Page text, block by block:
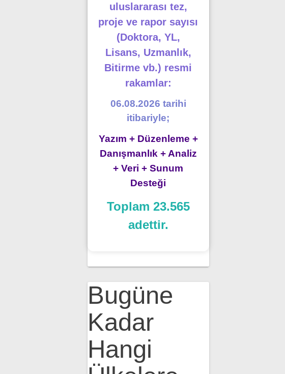
uluslararası tez,
proje ve rapor sayısı
(Doktora, YL,
Lisans, Uzmanlık,
Bitirme vb.) resmi
rakamlar:
06.08.2026 tarihi
itibariyle;
Yazım + Düzenleme +
Danışmanlık + Analiz
+ Veri + Sunum
Desteği
Toplam 23.565
adettir.
Bugüne
Kadar
Hangi